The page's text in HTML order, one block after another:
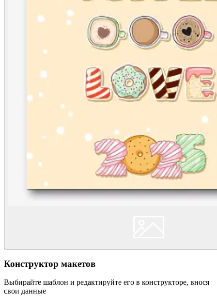
Конструктор макетов
Выбирайте шаблон и редактируйте его в конструкторе, внося
свои данные